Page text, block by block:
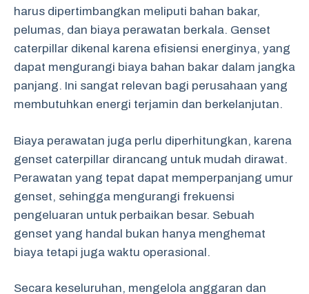
harus dipertimbangkan meliputi bahan bakar,
pelumas, dan biaya perawatan berkala. Genset
caterpillar dikenal karena efisiensi energinya, yang
dapat mengurangi biaya bahan bakar dalam jangka
panjang. Ini sangat relevan bagi perusahaan yang
membutuhkan energi terjamin dan berkelanjutan.
Biaya perawatan juga perlu diperhitungkan, karena
genset caterpillar dirancang untuk mudah dirawat.
Perawatan yang tepat dapat memperpanjang umur
genset, sehingga mengurangi frekuensi
pengeluaran untuk perbaikan besar. Sebuah
genset yang handal bukan hanya menghemat
biaya tetapi juga waktu operasional.
Secara keseluruhan, mengelola anggaran dan